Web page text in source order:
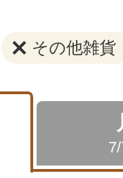
その他雑貨